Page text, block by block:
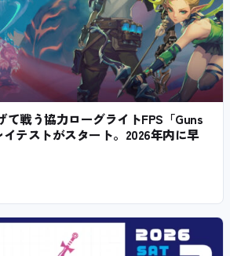
て戦う協力ローグライトFPS「Guns
テストがスタート。2026年内に早